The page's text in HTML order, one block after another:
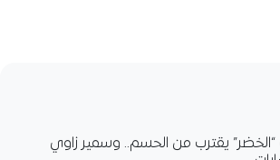
يقترب من الحسم.. وسمير زاوي